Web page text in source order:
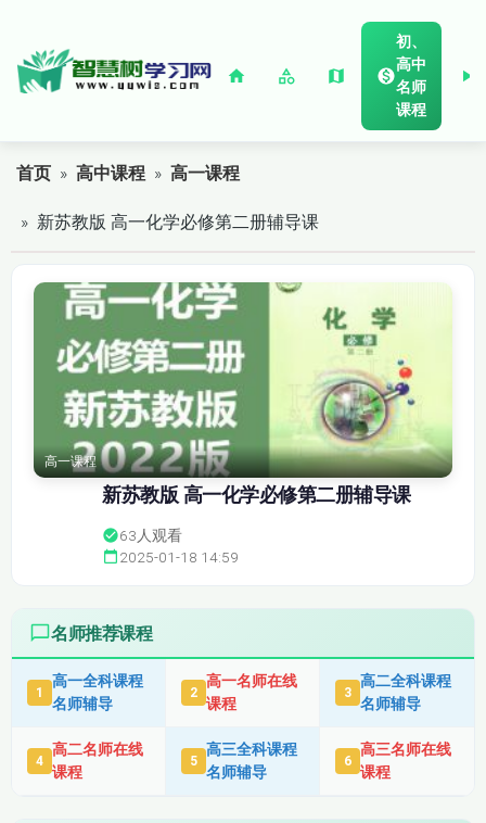
初、
高中
名师
课程
首页 »高中课程 »高一课程
» 新苏教版 高一化学必修第二册辅导课
高一课程
新苏教版 高一化学必修第二册辅导课
63 人观看
2025-01-18 14:59
名师推荐课程
1
高一全科课程
名师辅导
2
高一名师在线
课程
3
高二全科课程
名师辅导
4
高二名师在线
课程
5
高三全科课程
名师辅导
6
高三名师在线
课程